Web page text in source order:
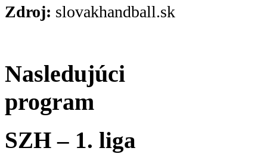
Zdroj: slovakhandball.sk
Nasledujúci
program
SZH – 1. liga